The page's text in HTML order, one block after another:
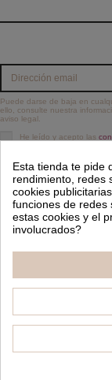
Puede darse de baja en
ello, consulte nuestra
aviso legal.
He leído y acepto las
Contacto
Síguenos
Esta tienda te pide
rendimiento, redes
cookies
funciones de redes
estas cookies y el
involucrados?